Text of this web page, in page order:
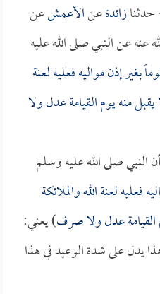
زائدةعنالأعمشعن
عنه عن النبي صلى الله عليه
بغير إذن مواليه فعليه لعنة
يقبل منه يوم القيامة عدل ولا
أن النبي صلى الله عليه وسلم
فعليه لعنة الله والملائكة
القيامة عدل ولا صرف) يعني:
يدل على شدة الوعيد في هذا